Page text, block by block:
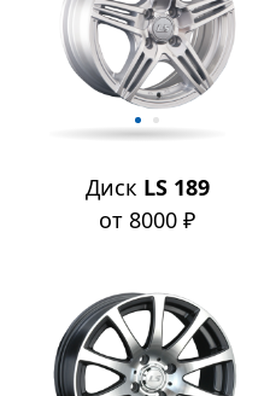
Диск LS 189
от 8000 ₽